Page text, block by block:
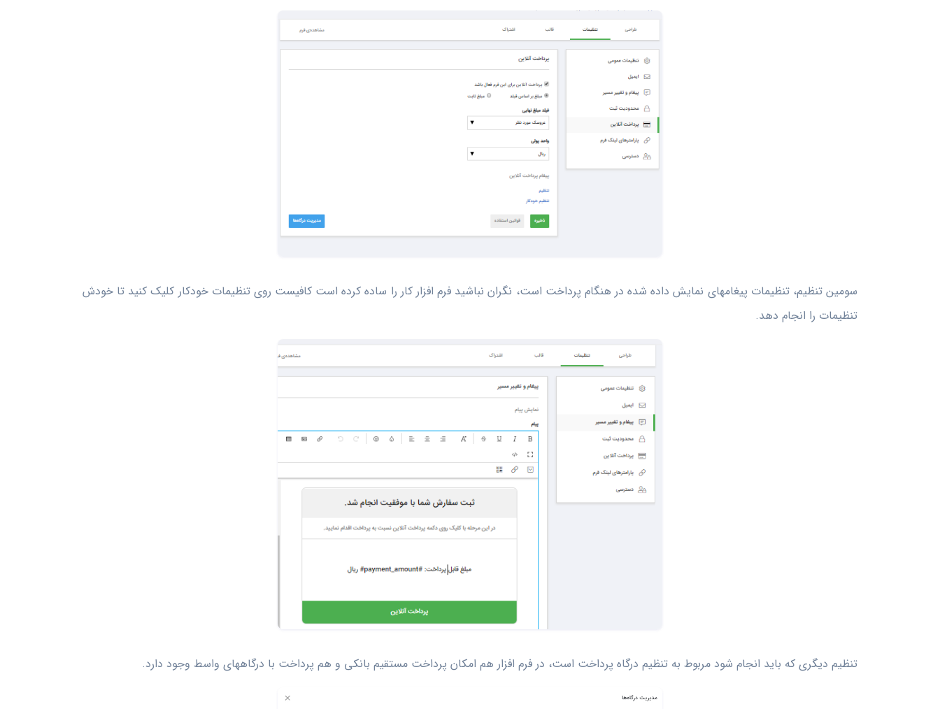
سومین تنظیم، تنظیمات پیغامهای نمایش داده شده در هنگام پرداخت است، نگران نباشید فرم افزار کار را ساده کرده است کافیست روی تنظیمات خودکار کلیک کنید تا خودش
تنظیمات را انجام دهد.
تنظیم دیگری که باید انجام شود مربوط به تنظیم درگاه پرداخت است، در فرم افزار هم امکان پرداخت مستقیم بانکی و هم پرداخت با درگاههای واسط وجود دارد.